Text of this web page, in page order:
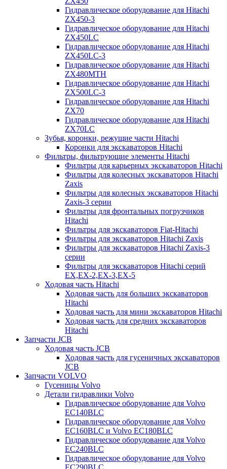
Гидравлическое оборудование для Hitachi
ZX450-3
Гидравлическое оборудование для Hitachi
ZX450LC
Гидравлическое оборудование для Hitachi
ZX450LC-3
Гидравлическое оборудование для Hitachi
ZX480MTH
Гидравлическое оборудование для Hitachi
ZX500LC-3
Гидравлическое оборудование для Hitachi
ZX70
Гидравлическое оборудование для Hitachi
ZX70LC
Зубья, коронки, режущие части Hitachi
Коронки для экскаваторов Hitachi
Фильтры, фильтрующие элементы Hitachi
Фильтры для карьерных экскаваторов Hitachi
Фильтры для колесных экскаваторов Hitachi
Zaxis
Фильтры для колесных экскаваторов Hitachi
Zaxis-3 серии
Фильтры для фронтальных погрузчиков
Hitachi
Фильтры для экскаваторов Fiat-Hitachi
Фильтры для экскаваторов Hitachi Zaxis
Фильтры для экскаваторов Hitachi Zaxis-3
серии
Фильтры для экскаваторов Hitachi серий
EX,EX-2,EX-3,EX-5
Ходовая часть Hitachi
Ходовая часть для больших экскаваторов
Hitachi
Ходовая часть для мини экскаваторов Hitachi
Ходовая часть для средних экскаваторов
Hitachi
Запчасти JCB
Ходовая часть JCB
Ходовая часть для гусеничных экскаваторов
JCB
Запчасти VOLVO
Гусеницы Volvo
Детали гидравлики Volvo
Гидравлическое оборудование для Volvo
EC140BLC
Гидравлическое оборудование для Volvo
EC160BLC и Volvo EC180BLC
Гидравлическое оборудование для Volvo
EC240BLC
Гидравлическое оборудование для Volvo
EC290BLC